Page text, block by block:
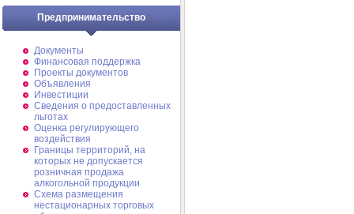
Предпринимательство
Документы
Финансовая поддержка
Проекты документов
Объявления
Инвестиции
Сведения о предоставленных
льготах
Оценка регулирующего
воздействия
Границы территорий, на
которых не допускается
розничная продажа
алкогольной продукции
Схема размещения
нестационарных торговых